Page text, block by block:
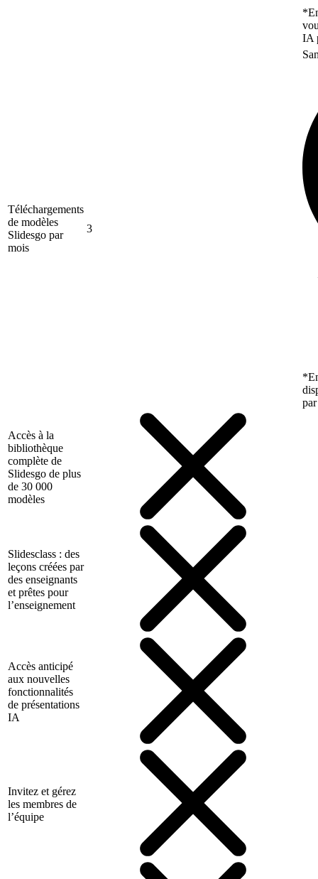
IA
Téléchargements
de modèles
Slidesgo par
mois
3
Accès à la
bibliothèque
complète de
Slidesgo de plus
de 30 000
modèles
Slidesclass : des
leçons créées par
des enseignants
et prêtes pour
l’enseignement
Accès anticipé
aux nouvelles
fonctionnalités
de présentations
IA
Invitez et gérez
les membres de
l’équipe